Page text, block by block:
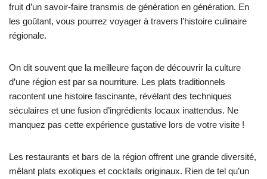
fruit d’un savoir-faire transmis de génération en génération. En
les goûtant, vous pourrez voyager à travers l’histoire culinaire
régionale.
On dit souvent que la meilleure façon de découvrir la culture
d’une région est par sa nourriture. Les plats traditionnels
racontent une histoire fascinante, révélant des techniques
séculaires et une fusion d’ingrédients locaux inattendus. Ne
manquez pas cette expérience gustative lors de votre visite !
Les restaurants et bars de la région offrent une grande diversité,
mêlant plats exotiques et cocktails originaux. Rien de tel qu’un